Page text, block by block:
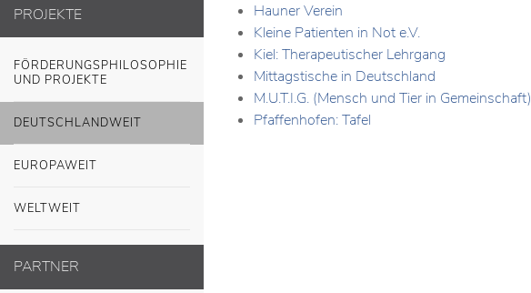
PROJEKTE
FÖRDERUNGSPHILOSOPHIE
UND PROJEKTE
DEUTSCHLANDWEIT
EUROPAWEIT
WELTWEIT
PARTNER
Hauner Verein
Kleine Patienten in Not e.V.
Kiel: Therapeutischer Lehrgang
Mittagstische in Deutschland
M.U.T.I.G. (Mensch und Tier in Gemeinschaft)
Pfaffenhofen: Tafel